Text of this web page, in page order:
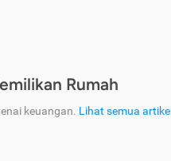
Rumah
keuangan. Lihat semua artikel